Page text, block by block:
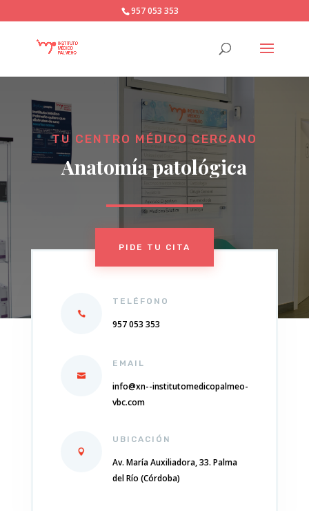
957 053 353
TU CENTRO MÉDICO CERCANO
Anatomía patológica
PIDE TU CITA
TELÉFONO
957 053 353
EMAIL
info@xn--institutomedicopalmeo-
vbc.com
UBICACIÓN
Av. María Auxiliadora, 33. Palma
del Río (Córdoba)